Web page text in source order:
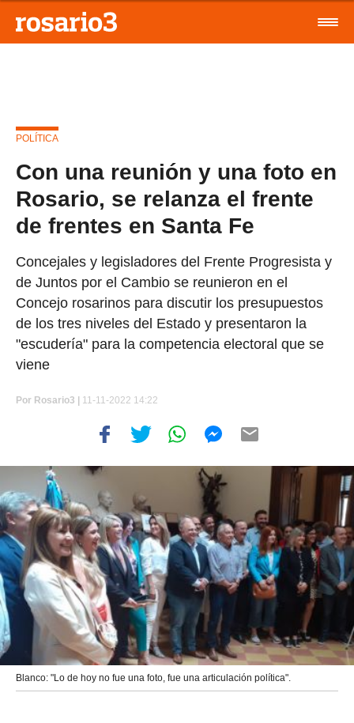
POLÍTICA
Con una reunión y una foto en
Rosario, se relanza el frente
de frentes en Santa Fe
Concejales y legisladores del Frente Progresista y
de Juntos por el Cambio se reunieron en el
Concejo rosarinos para discutir los presupuestos
de los tres niveles del Estado y presentaron la
"escudería" para la competencia electoral que se
viene
Por Rosario3 | 11-11-2022 14:22
Blanco: "Lo de hoy no fue una foto, fue una articulación política".